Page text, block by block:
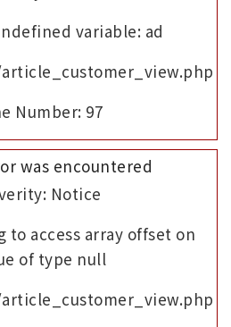
variable: ad
Number: 97
was encountered
Notice
to access array offset on
of type null